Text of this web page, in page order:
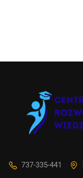
737-335-441